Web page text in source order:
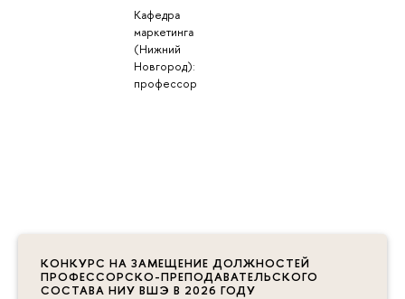
КОНКУРС НА ЗАМЕЩЕНИЕ ДОЛЖНОСТЕЙ
ПРОФЕССОРСКО-ПРЕПОДАВАТЕЛЬСКОГО
СОСТАВА НИУ ВШЭ В 2026 ГОДУ
Кафедра
маркетинга
(Нижний
Новгород):
профессор